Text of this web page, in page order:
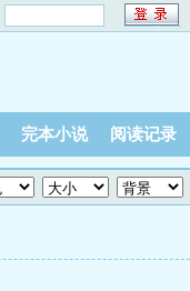
完本小说 阅读记录